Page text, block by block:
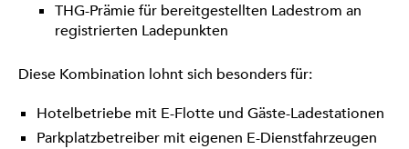
THG-Prämie für bereitgestellten Ladestrom an
registrierten Ladepunkten
Diese Kombination lohnt sich besonders für:
Hotelbetriebe mit E-Flotte und Gäste-Ladestationen
Parkplatzbetreiber mit eigenen E-Dienstfahrzeugen